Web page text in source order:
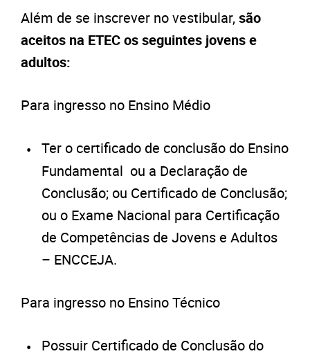
Além de se inscrever no vestibular, são
aceitos na ETEC os seguintes jovens e
adultos:
Para ingresso no Ensino Médio
Ter o certificado de conclusão do Ensino
Fundamental ou a Declaração de
Conclusão; ou Certificado de Conclusão;
ou o Exame Nacional para Certificação
de Competências de Jovens e Adultos
– ENCCEJA.
Para ingresso no Ensino Técnico
Possuir Certificado de Conclusão do